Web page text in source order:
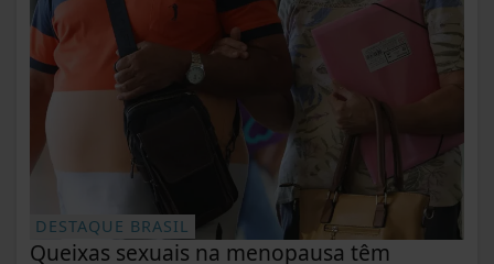
DESTAQUE BRASIL
Queixas sexuais na menopausa têm